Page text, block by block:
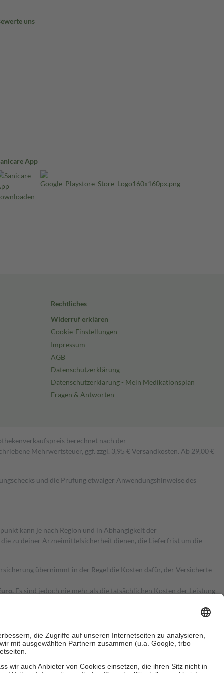
uns
App
Rechtliches
Widerruf erklären
Cookie-Einstellungen
Impressum
AGB
Datenschutzerklärung
Datenschutzerklärung - Mein Medikationsplan
Fragen & Antworten
berechnet nach der
Mehrwertsteuer, ggf. zzgl. 3,95 € Versandkosten. Ab 29,00 €
und die Prüfung etwaiger Anwendungshinweise des
kann je nach Region und in Abhängigkeit der
zu deiner Arzneimittelsicherheit dienen, die Lieferfrist um die
übernimmt in der Regel die Kosten dafür, der Versicherte
Es sind jedoch nie mehr als die tatsächlichen Kosten der Leistung
Zuzahlungen an bei: